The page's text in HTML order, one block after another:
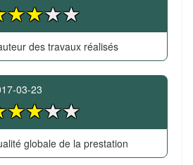
des travaux réalisés
03-23
globale de la prestation